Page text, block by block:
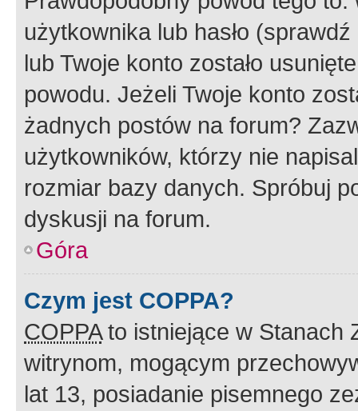
użytkownika lub hasło
lub Twoje konto zostało
powodu. Jeżeli Twoje konto
żadnych postów na forum?
użytkowników, którzy nie
rozmiar bazy danych. Spróbuj
dyskusji na forum.
Góra
Czym jest COPPA?
COPPAto istniejące w Stanach
witrynom, mogącym
lat 13, posiadanie pisemnego